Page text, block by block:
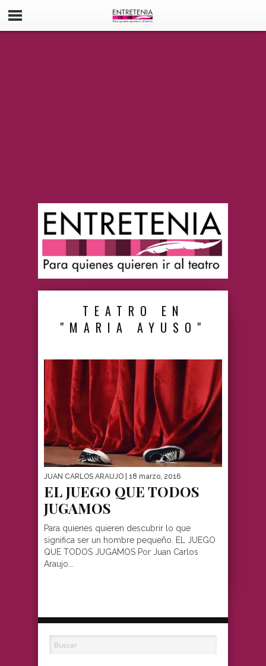
TEATRO EN
"MARIA AYUSO"
JUAN CARLOS ARAUJO | 18 marzo, 2016
EL JUEGO QUE TODOS
JUGAMOS
Para quienes quieren descubrir lo que
significa ser un hombre pequeño. EL JUEGO
QUE TODOS JUGAMOS Por Juan Carlos
Araujo...